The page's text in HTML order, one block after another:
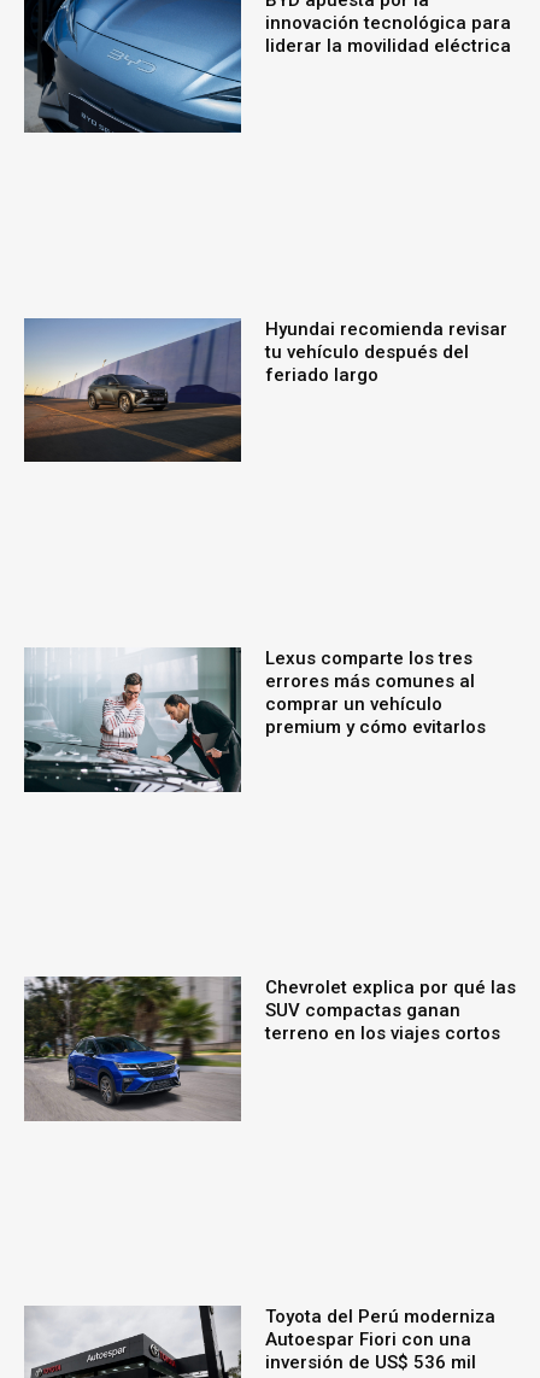
innovación tecnológica para
liderar la movilidad eléctrica
Hyundai recomienda revisar
tu vehículo después del
feriado largo
Lexus comparte los tres
errores más comunes al
comprar un vehículo
premium y cómo evitarlos
Chevrolet explica por qué las
SUV compactas ganan
terreno en los viajes cortos
Toyota del Perú moderniza
Autoespar Fiori con una
inversión de US$ 536 mil